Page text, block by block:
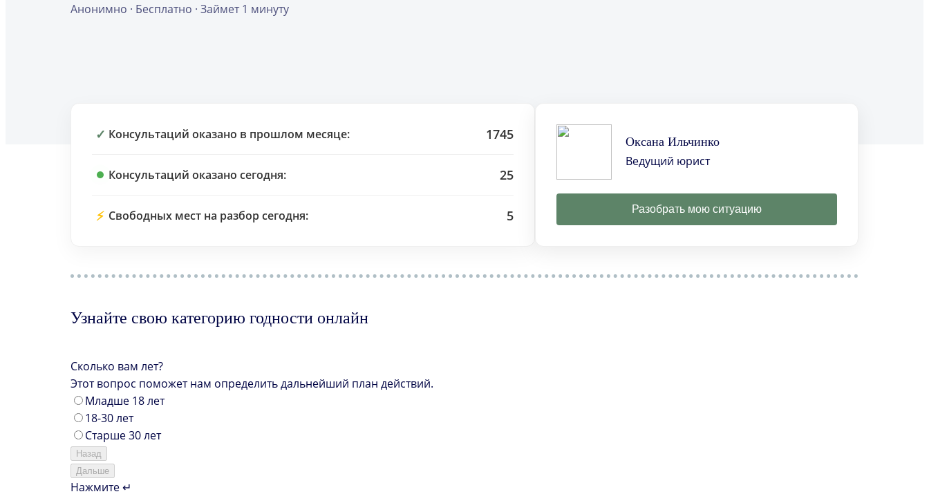
Анонимно · Бесплатно · Займет 1 минуту
✓ Консультаций оказано в прошлом месяце: 1745
Консультаций оказано сегодня: 25
⚡ Свободных мест на разбор сегодня: 5
Оксана Ильчинко
Ведущий юрист
Разобрать мою ситуацию
Узнайте свою категорию годности онлайн
Сколько вам лет?
Этот вопрос поможет нам определить дальнейший план действий.
Младше 18 лет
18-30 лет
Старше 30 лет
Назад
Дальше
Нажмите ↵